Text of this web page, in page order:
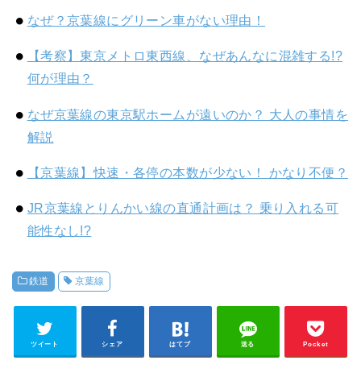
なぜ？京葉線にグリーン車がない理由！
【考察】東京メトロ東西線、なぜあんなに混雑する!?
何が理由？
なぜ京葉線の東京駅ホームが遠いのか？ 大人の事情を
解説
【京葉線】快速・各停の本数が少ない！ かなり不便？
JR京葉線とりんかい線の直通計画は？ 乗り入れる可
能性なし!?
鉄道 京葉線
ツイート シェア はてブ 送る Pocket